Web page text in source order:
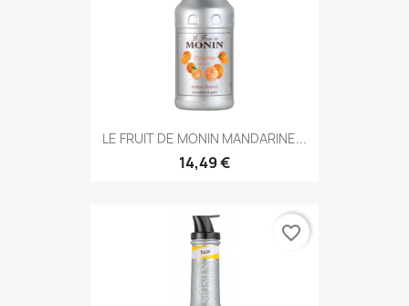
LE FRUIT DE MONIN MANDARINE...
14,49 €
favorite_border